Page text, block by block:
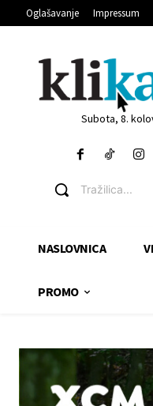
Oglašavanje Impressum
Subota, 8.
Tražilica...
NASLOVNICA
PROMO